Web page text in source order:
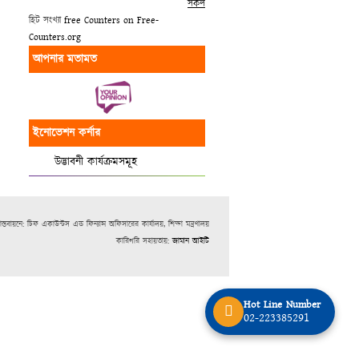
Hot Line Number
02-223385291
সকল
হিট সংখ্যাfree Counters on Free-
Counters.org
আপনার মতামত
ইনোভেশন কর্নার
উদ্ভাবনী কার্যক্রমসমূহ
চিফ একাউন্টস এন্ড ফিন্যান্স অফিসারের কার্যালয়, শিক্ষা মন্ত্রণালয়
কারিগরি সহায়তায়:জামান আইটি